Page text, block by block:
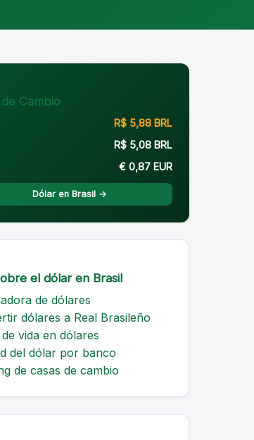
de Cambio
R$ 5,88 BRL
R$ 5,08 BRL
€ 0,87 EUR
Dólar en Brasil →
el dólar en Brasil
de dólares
dólares a Real Brasileño
vida en dólares
del dólar por banco
de casas de cambio